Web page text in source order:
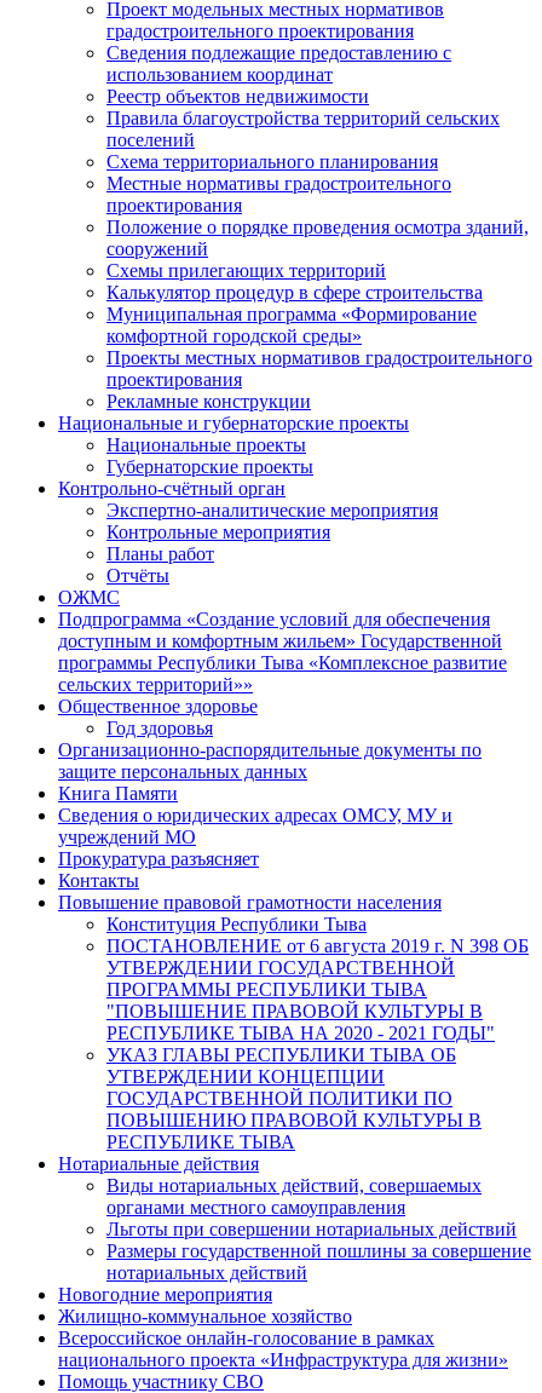
Проект модельных местных нормативов
градостроительного проектирования
Сведения подлежащие предоставлению с
использованием координат
Реестр объектов недвижимости
Правила благоустройства территорий сельских
поселений
Схема территориального планирования
Местные нормативы градостроительного
проектирования
Положение о порядке проведения осмотра зданий,
сооружений
Схемы прилегающих территорий
Калькулятор процедур в сфере строительства
Муниципальная программа «Формирование
комфортной городской среды»
Проекты местных нормативов градостроительного
проектирования
Рекламные конструкции
Национальные и губернаторские проекты
Национальные проекты
Губернаторские проекты
Контрольно-счётный орган
Экспертно-аналитические мероприятия
Контрольные мероприятия
Планы работ
Отчёты
ОЖМС
Подпрограмма «Создание условий для обеспечения
доступным и комфортным жильем» Государственной
программы Республики Тыва «Комплексное развитие
сельских территорий»»
Общественное здоровье
Год здоровья
Организационно-распорядительные документы по
защите персональных данных
Книга Памяти
Сведения о юридических адресах ОМСУ, МУ и
учреждений МО
Прокуратура разъясняет
Контакты
Повышение правовой грамотности населения
Конституция Республики Тыва
ПОСТАНОВЛЕНИЕ от 6 августа 2019 г. N 398 ОБ
УТВЕРЖДЕНИИ ГОСУДАРСТВЕННОЙ
ПРОГРАММЫ РЕСПУБЛИКИ ТЫВА
"ПОВЫШЕНИЕ ПРАВОВОЙ КУЛЬТУРЫ В
РЕСПУБЛИКЕ ТЫВА НА 2020 - 2021 ГОДЫ"
УКАЗ ГЛАВЫ РЕСПУБЛИКИ ТЫВА ОБ
УТВЕРЖДЕНИИ КОНЦЕПЦИИ
ГОСУДАРСТВЕННОЙ ПОЛИТИКИ ПО
ПОВЫШЕНИЮ ПРАВОВОЙ КУЛЬТУРЫ В
РЕСПУБЛИКЕ ТЫВА
Нотариальные действия
Виды нотариальных действий, совершаемых
органами местного самоуправления
Льготы при совершении нотариальных действий
Размеры государственной пошлины за совершение
нотариальных действий
Новогодние мероприятия
Жилищно-коммунальное хозяйство
Всероссийское онлайн-голосование в рамках
национального проекта «Инфраструктура для жизни»
Помощь участнику СВО